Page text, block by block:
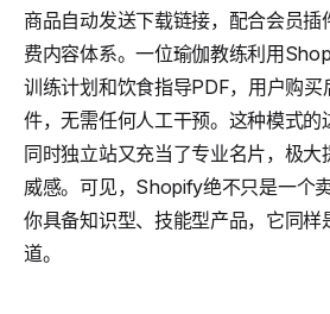
商品自动发送下载链接，配合会员
费内容体系。一位瑜伽教练利用
训练计划和饮食指导PDF，用户购买
件，无需任何人工干预。这种模式的
同时独立站又充当了专业名片，极
威感。可见，Shopify绝不只是一个
你具备知识型、技能型产品，它同样
道。